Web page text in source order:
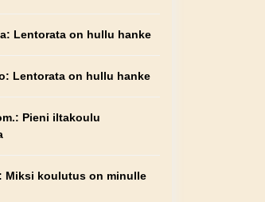
: Lentorata on hullu hanke
: Lentorata on hullu hanke
: Pieni iltakoulu
: Miksi koulutus on minulle